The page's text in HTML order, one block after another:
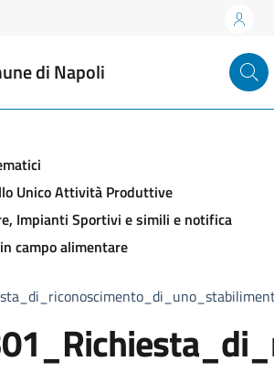
di Napoli
Unico Attività Produttive
Impianti Sportivi e simili e notifica
campo alimentare